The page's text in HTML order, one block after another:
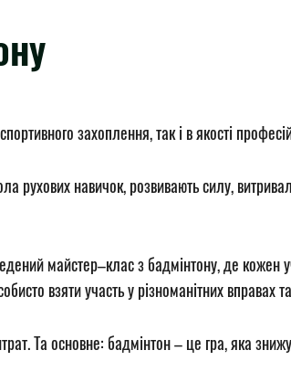
захоплення, так і в якості
рухових навичок, розвивають силу,
майстер–клас з бадмінтону, де
взяти участь у різноманітних вправах
Та основне: бадмінтон – це гра, яка